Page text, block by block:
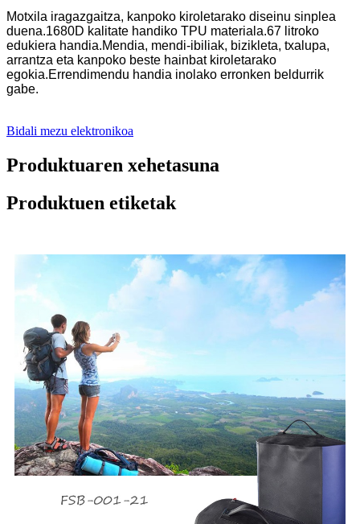
Motxila iragazgaitza, kanpoko kiroletarako diseinu sinplea
duena.1680D kalitate handiko TPU materiala.67 litroko
edukiera handia.Mendia, mendi-ibiliak, bizikleta, txalupa,
arrantza eta kanpoko beste hainbat kiroletarako
egokia.Errendimendu handia inolako erronken beldurrik
gabe.
Bidali mezu elektronikoa
Produktuaren xehetasuna
Produktuen etiketak